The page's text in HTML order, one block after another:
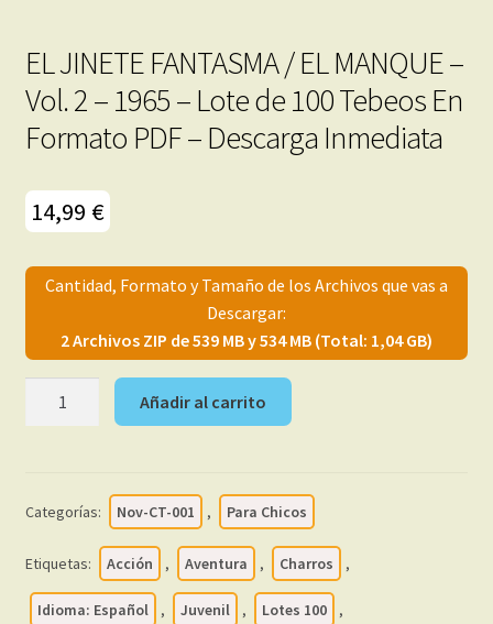
EL JINETE FANTASMA / EL MANQUE –
Vol. 2 – 1965 – Lote de 100 Tebeos En
Formato PDF – Descarga Inmediata
14,99 €
Cantidad, Formato y Tamaño de los Archivos que vas a
Descargar:
2 Archivos ZIP de 539 MB y 534 MB (Total: 1,04 GB)
MANQUE
-
Añadir al carrito
Categorías: Nov-CT-001 , Para Chicos
Etiquetas: Acción , Aventura , Charros ,
Idioma: Español , Juvenil , Lotes 100 ,